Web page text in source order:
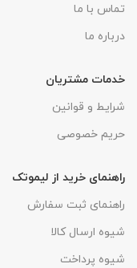
تماس با ما
درباره ما
خدمات مشتریان
شرایط و قوانین
حریم خصوصی
راهنمای خرید از لیموتک
راهنمای ثبت سفارش
شیوه ارسال کالا
شیوه پرداخت